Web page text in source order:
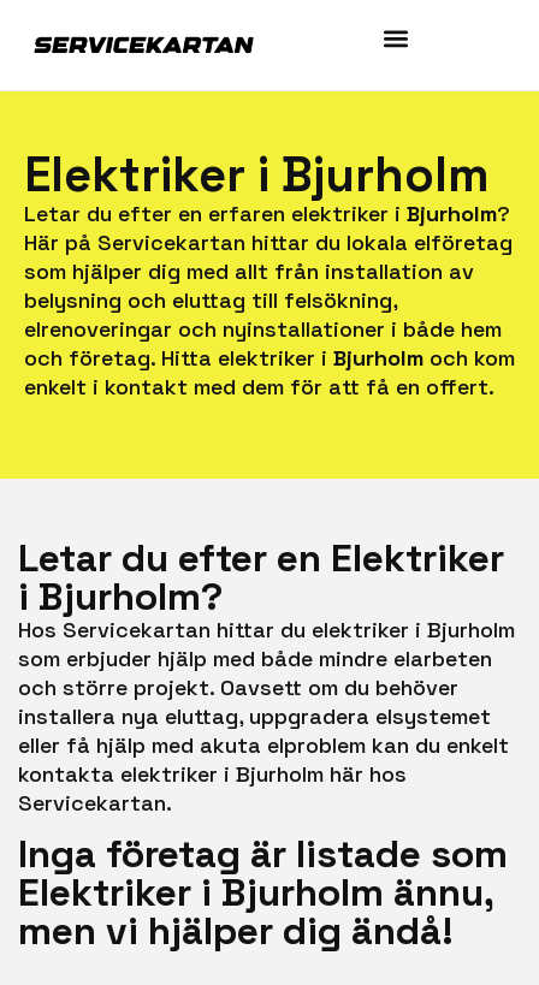
Elektriker i Bjurholm
Letar du efter en erfaren elektriker i Bjurholm?
Här på Servicekartan hittar du lokala elföretag
som hjälper dig med allt från installation av
belysning och eluttag till felsökning,
elrenoveringar och nyinstallationer i både hem
och företag. Hitta elektriker i Bjurholm och kom
enkelt i kontakt med dem för att få en offert.
Letar du efter en Elektriker
i Bjurholm?
Hos Servicekartan hittar du elektriker i Bjurholm
som erbjuder hjälp med både mindre elarbeten
och större projekt. Oavsett om du behöver
installera nya eluttag, uppgradera elsystemet
eller få hjälp med akuta elproblem kan du enkelt
kontakta elektriker i Bjurholm här hos
Servicekartan.
Inga företag är listade som
Elektriker i Bjurholm ännu,
men vi hjälper dig ändå!